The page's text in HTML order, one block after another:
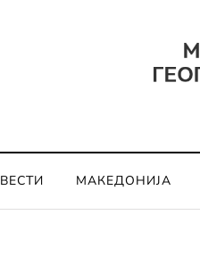
ВЕСТИ МАКЕДОНИЈА